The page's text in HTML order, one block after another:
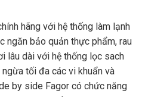
hãng với hệ thống làm lạnh
ngăn bảo quản thực phẩm, rau
lâu dài với hệ thống lọc sach
tối đa các vi khuẩn và
by side Fagor có chức năng